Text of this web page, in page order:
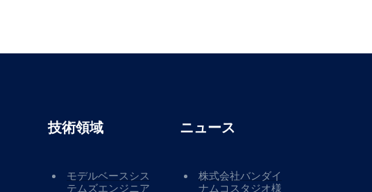
技術領域
モデルベースシス
テムズエンジニア
ニュース
株式会社バンダイ
ナムコスタジオ様